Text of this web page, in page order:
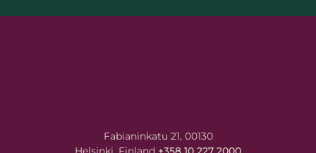
Fabianinkatu 21, 00130